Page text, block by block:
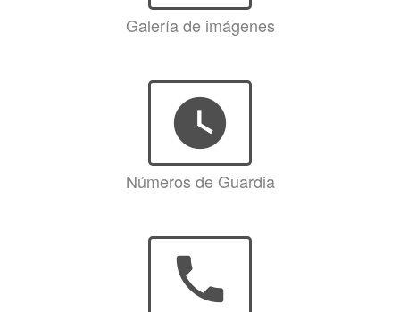
Galería de imágenes
watch_later
Números de Guardia
phone